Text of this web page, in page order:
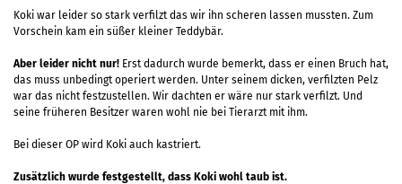
Koki war leider so stark verfilzt das wir ihn scheren lassen mussten. Zum
Vorschein kam ein süßer kleiner Teddybär.
Aber leider nicht nur! Erst dadurch wurde bemerkt, dass er einen Bruch hat,
das muss unbedingt operiert werden. Unter seinem dicken, verfilzten Pelz
war das nicht festzustellen. Wir dachten er wäre nur stark verfilzt. Und
seine früheren Besitzer waren wohl nie bei Tierarzt mit ihm.
Bei dieser OP wird Koki auch kastriert.
Zusätzlich wurde festgestellt, dass Koki wohl taub ist.